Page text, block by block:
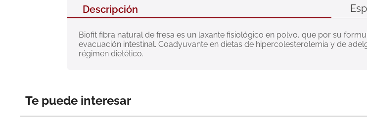
Descripción
Biofit fibra natural de fresa es un laxante fisiológico en polvo, que por su
evacuación intestinal. Coadyuvante en dietas de hipercolesterolemia y de
régimen dietético.
Te puede interesar